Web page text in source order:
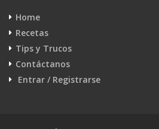
Home
Recetas
Tips y Trucos
Contáctanos
Entrar / Registrarse